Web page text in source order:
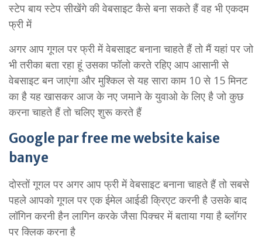
स्टेप बाय स्टेप सीखेंगे की वेबसाइट कैसे बना सकते हैं वह भी एकदम
फ्री में
अगर आप गूगल पर फ्री में वेबसाइट बनाना चाहते हैं तो मैं यहां पर जो
भी तरीका बता रहा हूं उसका फॉलो करते रहिए आप आसानी से
वेबसाइट बन जाएंगा और मुश्किल से यह सारा काम 10 से 15 मिनट
का है यह खासकर आज के नए जमाने के युवाओ के लिए है जो कुछ
करना चाहते हैं तो चलिए शुरू करते हैं
Google par free me website kaise
banye
दोस्तों गूगल पर अगर आप फ्री में वेबसाइट बनाना चाहते हैं तो सबसे
पहले आपको गूगल पर एक ईमेल आईडी क्रिएट करनी है उसके बाद
लॉगिन करनी हैन लागिन करके जैसा पिक्चर में बताया गया है ब्लॉगर
पर क्लिक करना है